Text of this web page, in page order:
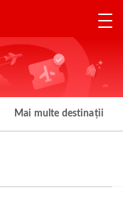
Mai multe destinații